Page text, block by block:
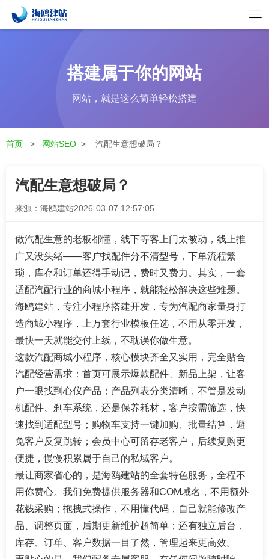
搭建属于你的网站
网站，就是这么简单轻松搭建
首页 > 网站SEO > 汽配生意想破局？
汽配生意想破局？
来源：海鸥建站2026-03-07 12:57:05
做汽配生意的老板都懂，线下等客上门太被动，线上推
广又没头绪——客户找配件分不清型号，下单流程繁
琐，库存和订单还得手动记，费时又费力。其实，一套
适配汽配行业的商城小程序，就能轻松解决这些难题。
海鸥建站，专注小程序搭建开发，专为汽配商家量身打
造商城小程序，上万套行业模板任选，不用从零开发，
最快一天就能交付上线，不耽误你做生意。
这款汽配商城小程序，核心模块齐全又实用，完全贴合
汽配经营需求：首页可展示爆款配件、新品上架，让客
户一眼找到心仪产品；产品列表分类清晰，不管是发动
机配件、刹车系统，还是保养耗材，客户按需筛选，快
速找到适配型号；购物车支持一键加购、批量结算，避
免客户反复跳转；会员中心可留存老客户，后续复购更
便捷，慢慢积累属于自己的私域客户。
最让商家省心的，是海鸥建站的全套特色服务，全程不
用你费心。我们免费提供服务器和COM域名，不用额外
花钱采购；拖拽式操作，不用懂代码，自己就能修改产
品、调整页面，后期更新维护超简单；还有独立后台，
库存、订单、客户数据一目了然，管理起来更高效。